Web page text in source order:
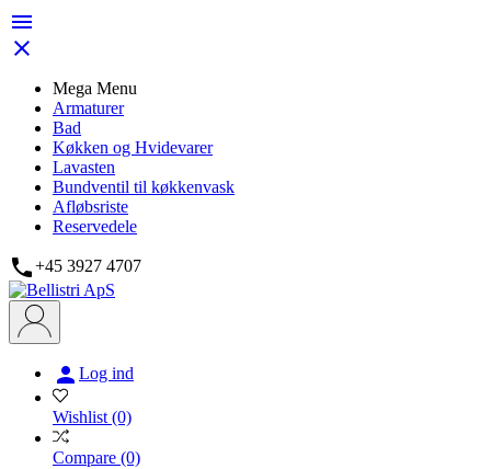


Mega Menu
Armaturer
Bad
Køkken og Hvidevarer
Lavasten
Bundventil til køkkenvask
Afløbsriste
Reservedele
+45 3927 4707
 Log ind
Wishlist (0)
Compare (0)